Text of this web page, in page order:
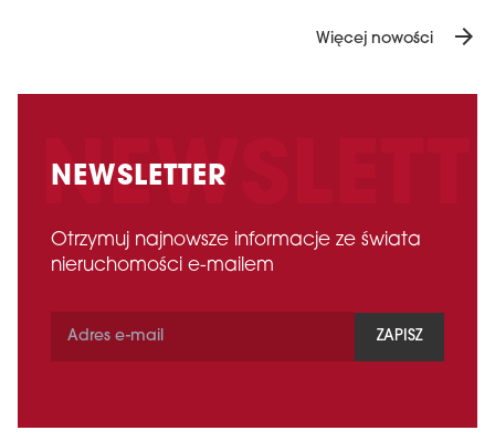
Więcej nowości arrow_forward
NEWSLETTER
Otrzymuj najnowsze informacje ze świata
nieruchomości e-mailem
ZAPISZ